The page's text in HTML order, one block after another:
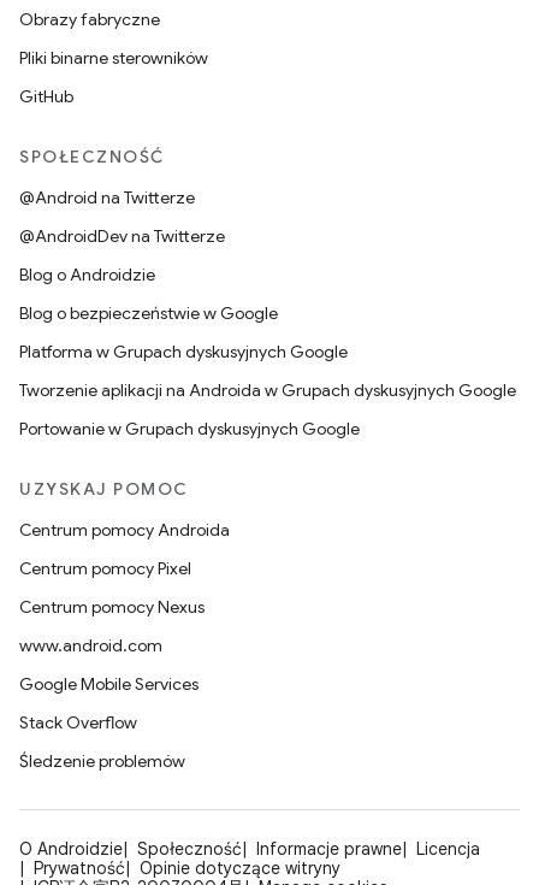
Obrazy fabryczne
Pliki binarne sterowników
GitHub
SPOŁECZNOŚĆ
@Android na Twitterze
@AndroidDev na Twitterze
Blog o Androidzie
Blog o bezpieczeństwie w Google
Platforma w Grupach dyskusyjnych Google
Tworzenie aplikacji na Androida w Grupach dyskusyjnych Google
Portowanie w Grupach dyskusyjnych Google
UZYSKAJ POMOC
Centrum pomocy Androida
Centrum pomocy Pixel
Centrum pomocy Nexus
www.android.com
Google Mobile Services
Stack Overflow
Śledzenie problemów
O Androidzie Społeczność Informacje prawne
Licencja
Prywatność
Opinie dotyczące witryny